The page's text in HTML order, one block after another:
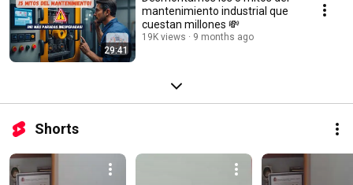
29:41
mantenimiento industrial que
cuestan millones 💸
19K views 9 months ago
Shorts